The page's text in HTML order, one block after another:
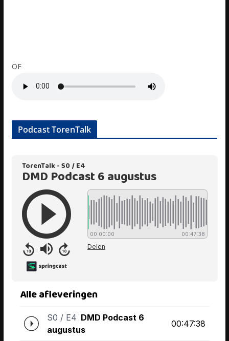
OF
Podcast TorenTalk